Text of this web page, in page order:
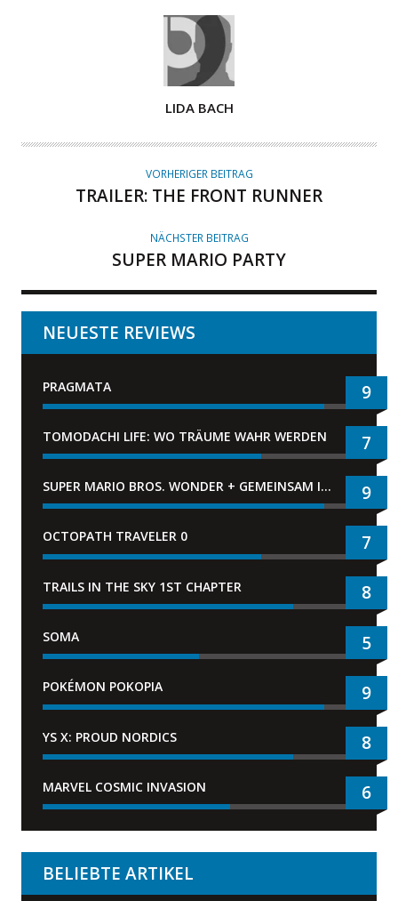
T
LIDA BACH
VORHERIGER BEITRAG
TRAILER: THE FRONT RUNNER
NÄCHSTER BEITRAG
SUPER MARIO PARTY
NEUESTE REVIEWS
PRAGMATA 9
TOMODACHI LIFE: WO TRÄUME WAHR WERDEN 7
SUPER MARIO BROS. WONDER + GEMEINSAM IM BELLABEL-PARK 9
OCTOPATH TRAVELER 0 7
TRAILS IN THE SKY 1ST CHAPTER 8
SOMA 5
POKÉMON POKOPIA 9
YS X: PROUD NORDICS 8
MARVEL COSMIC INVASION 6
BELIEBTE ARTIKEL